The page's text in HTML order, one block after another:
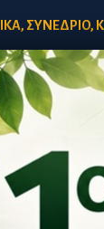
, ΣΥΝΕΔΡΙΟ,